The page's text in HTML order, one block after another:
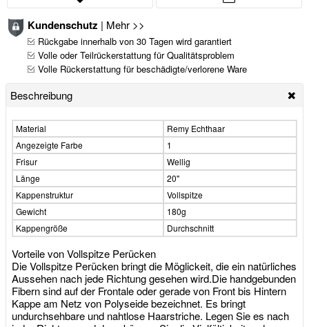
Kundenschutz | Mehr >>
Rückgabe innerhalb von 30 Tagen wird garantiert
Volle oder Teilrückerstattung für Qualitätsproblem
Volle Rückerstattung für beschädigte/verlorene Ware
Beschreibung
Material
Remy Echthaar
Angezeigte Farbe
1
Frisur
Wellig
Länge
20"
Kappenstruktur
Vollspitze
Gewicht
180g
Kappengröße
Durchschnitt
Vorteile von Vollspitze Perücken
Die Vollspitze Perücken bringt die Möglickeit, die ein natürliches
Aussehen nach jede Richtung gesehen wird.Die handgebunden
Fibern sind auf der Frontale oder gerade von Front bis Hintern
Kappe am Netz von Polyseide bezeichnet. Es bringt
undurchsehbare und nahtlose Haarstriche. Legen Sie es nach